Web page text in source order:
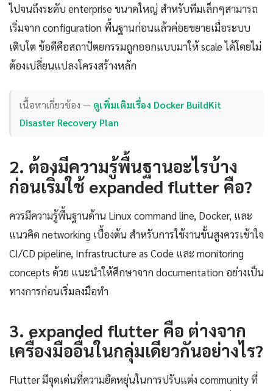
ไปจนถึงระดับ enterprise ขนาดใหญ่ สำหรับทีมเล็กๆสามารถ
เริ่มจาก configuration พื้นฐานก่อนแล้วค่อยขยายเมื่อระบบ
เติบโต ข้อดีคือสถาปัตยกรรมถูกออกแบบมาให้ scale ได้โดยไม่
ต้องเปลี่ยนแปลงโครงสร้างหลัก
เนื้อหาเกี่ยวข้อง — ดูเพิ่มเติมเรื่อง Docker BuildKit
Disaster Recovery Plan
2. ต้องมีความรู้พื้นฐานอะไรบ้าง
ก่อนเริ่มใช้ expanded flutter คือ?
ควรมีความรู้พื้นฐานด้าน Linux command line, Docker, และ
แนวคิด networking เบื้องต้น สำหรับการใช้งานขั้นสูงควรเข้าใจ
CI/CD pipeline, Infrastructure as Code และ monitoring
concepts ด้วย แนะนำให้ศึกษาจาก documentation อย่างเป็น
ทางการก่อนเริ่มลงมือทำ
3. expanded flutter คือ ต่างจาก
เครื่องมืออื่นในกลุ่มเดียวกันอย่างไร?
Flutter มีจุดเด่นที่ความยืดหยุ่นในการปรับแต่ง community ที่